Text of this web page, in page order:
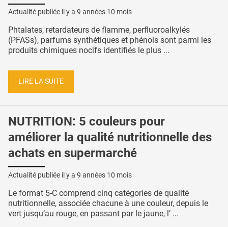
Actualité publiée il y a 9 années 10 mois
Phtalates, retardateurs de flamme, perfluoroalkylés
(PFASs), parfums synthétiques et phénols sont parmi les
produits chimiques nocifs identifiés le plus ...
LIRE LA SUITE
NUTRITION: 5 couleurs pour
améliorer la qualité nutritionnelle des
achats en supermarché
Actualité publiée il y a 9 années 10 mois
Le format 5-C comprend cinq catégories de qualité
nutritionnelle, associée chacune à une couleur, depuis le
vert jusqu’au rouge, en passant par le jaune, l’ ...